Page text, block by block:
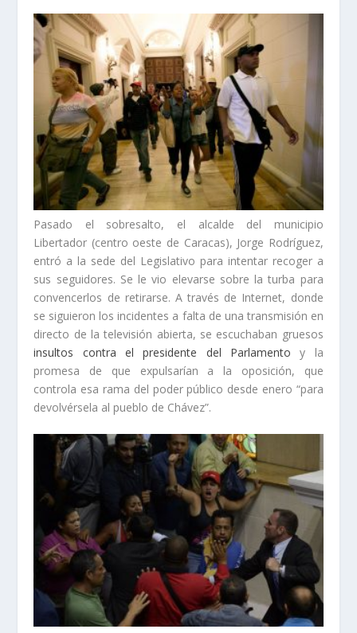
Pasado el sobresalto, el alcalde del municipio
Libertador (centro oeste de Caracas), Jorge Rodríguez,
entró a la sede del Legislativo para intentar recoger a
sus seguidores. Se le vio elevarse sobre la turba para
convencerlos de retirarse. A través de Internet, donde
se siguieron los incidentes a falta de una transmisión en
directo de la televisión abierta, se escuchaban gruesos
insultos contra el presidente del Parlamento y la
promesa de que expulsarían a la oposición, que
controla esa rama del poder público desde enero “para
devolvérsela al pueblo de Chávez”.